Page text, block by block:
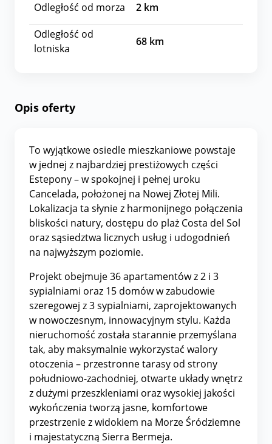
Odległość od morza 2 km
Odległość od
lotniska
68 km
Opis oferty
To wyjątkowe osiedle mieszkaniowe powstaje
w jednej z najbardziej prestiżowych części
Estepony – w spokojnej i pełnej uroku
Cancelada, położonej na Nowej Złotej Mili.
Lokalizacja ta słynie z harmonijnego połączenia
bliskości natury, dostępu do plaż Costa del Sol
oraz sąsiedztwa licznych usług i udogodnień
na najwyższym poziomie.
Projekt obejmuje 36 apartamentów z 2 i 3
sypialniami oraz 15 domów w zabudowie
szeregowej z 3 sypialniami, zaprojektowanych
w nowoczesnym, innowacyjnym stylu. Każda
nieruchomość została starannie przemyślana
tak, aby maksymalnie wykorzystać walory
otoczenia – przestronne tarasy od strony
południowo-zachodniej, otwarte układy wnętrz
z dużymi przeszkleniami oraz wysokiej jakości
wykończenia tworzą jasne, komfortowe
przestrzenie z widokiem na Morze Śródziemne
i majestatyczną Sierra Bermeja.